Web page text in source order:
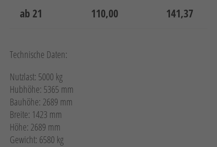
ab 21 110,00 141,37
Technische Daten:
Nutzlast: 5000 kg
Hubhöhe: 5365 mm
Bauhöhe: 2689 mm
Breite: 1423 mm
Höhe: 2689 mm
Gewicht: 6580 kg